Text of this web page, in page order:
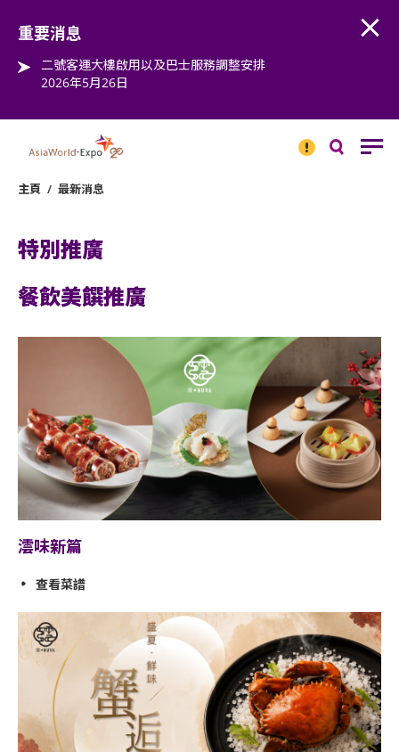
重要消息
二號客運大樓啟用以及巴士服務調整安排
2026年5月26日
消息
主頁 / 最新消息
特別推廣
餐飲美饌推廣
澐味新篇
查看菜譜